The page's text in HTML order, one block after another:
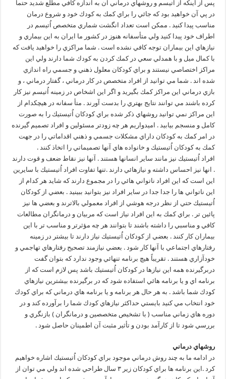
پس از اينكه از اُتيسم و روشهاي درماني آن به اندازه كافي مطلع شديد حتماً
در پي آن خواهيد بود كه جائي را براي كمك به كودك خود و شروع درمان
مناسب پيدا كنيد . ممكن است تعداد انگشت شماري متخصص اُتيسم در
اطراف خود پيدا كنيد ولي متأسفانه هنوز در كشور ما ايران به اين بيماري و
نيازهاي اين بيماران توجه كافي نشده است . شما مراكزي را خواهيد يافت كه
با كمال ميل و با همدلي سعي در كمك كردن به كودك شما دارند ولي اين
مراكز اختصاصي نيستند و براي كودكان معلول ذهني و جسمي راه اندازي
شده اند . شما مي توانيد از افراد متخصص در كار درماني ، گفتار درماني ، و
بازي درماني اين مراكز كمك بگيريد و اگر اين اشخاص در زمينه اُتيسم نيز كار
كرده باشند مي توانند نتايج بهتري را بدست آورند . متأ سفانه در هيچكدام از
اين مراكز نمي توانيد روشهاي ذكر شده براي كودكان اُتيستيك را به صورت
كامل و منسجم بيابيد . اميدواريم هر چه زودتر مسئولين و افراد تصميم گيرنده
در امر كمك به كودكان داراي مشكلات جسمي و ذهني اقداماتي را در جهت
كمك به كودكان اُتيستيك و خانواده هاي آنها تصميماتي را اتخاذ كنند .
افراد اُتيستيك نيز مانند ساير انسانها هستند . آنها نيز نقاط ضعف و قوت دارند
. انها نيز احساس داشته و نيازهائي دارند .تنها تفاوت افراد اُتيستيك با سايرين
اين است كه اين افراد ناتواني هائي را در مجموع دارند كه شايد هر كدام از
اين ناتواني ها را جدا جدا در ساير افراد نيز بتوانيد ببينيد . بعضي از كودكان
اُتيستيك حتي از نظر درجه هوشي از افراد معمولي بالاترند و بعضي ها نيز
پائين تر . براي كمك به اين افراد نياز است كه مربيان و درمانگران مطالعات
كافي و مناسبي را داشته باشند تا بتوانند هر چه مؤثرتر و مناسب تر با اين
بيماران كار كنند . بعضي از كودكان اُتيستيك نياز دارند تا بيشتر در زمينه
رفتارهاي اجتماعي با آنها كار شود . بعضي نيازمند تصحيح رفتارهاي تهاجمي و
خودآزاري هستند . تقريباً هيچ برنامه تنهائي وجود ندارد كه بتوان گفت
دربرگيرنده همه اين نيازها در كودكان اُتيستيك باشد پس لازم است كه از
برنامه اي و يا برنامه هائي استفاده شود كه در برگيرنده بيشترين نيازهاي
كودك شما باشد . به هر حال هر برنامه و يا برنامه هاي درماني كه براي كودك
خود انتخاب مي كنيد بايستي حداكثر نيازهاي كودك شما را برآورده كند و در
دوره هاي زماني مناسب ( با تشخيص متخصصين و درمانگران ) بازنگري و
بررسي شود تا از كارآمد بودن و تأثير مثبت آن اطمينان حاصل شود .
روشهاي درماني
در ادامه ما به چند روش درماني موجود براي كودكان اُتيستيك اشاره خواهيم
كرد .اين برنامه ها براي كودكان زير ۳ سال طراحي شده اند ولي مي توان از